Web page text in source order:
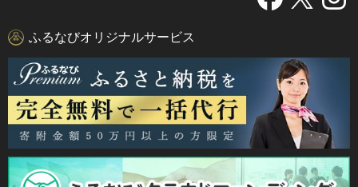
ふるなびオリジナルサービス